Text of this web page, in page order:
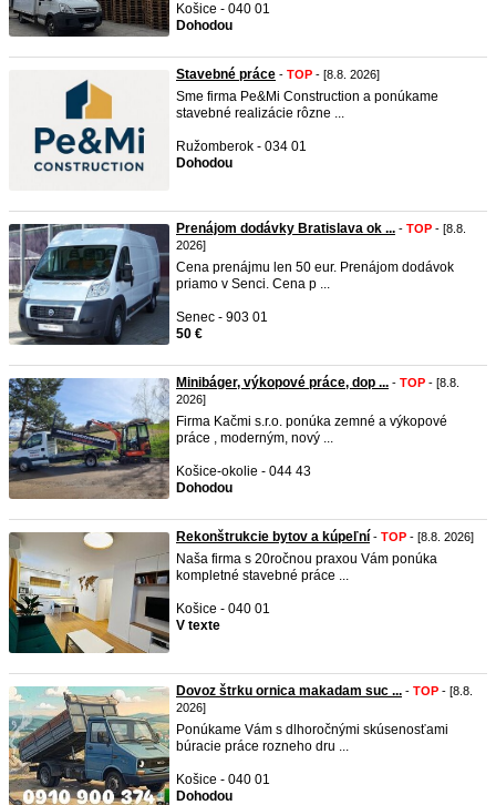
Košice - 040 01
Dohodou
Stavebné práce - TOP - [8.8. 2026]
Sme firma Pe&Mi Construction a ponúkame
stavebné realizácie rôzne ...
Ružomberok - 034 01
Dohodou
Prenájom dodávky Bratislava ok ... - TOP - [8.8.
2026]
Cena prenájmu len 50 eur. Prenájom dodávok
priamo v Senci. Cena p ...
Senec - 903 01
50 €
Minibáger, výkopové práce, dop ... - TOP - [8.8.
2026]
Firma Kačmi s.r.o. ponúka zemné a výkopové
práce , moderným, nový ...
Košice-okolie - 044 43
Dohodou
Rekonštrukcie bytov a kúpeľní - TOP - [8.8. 2026]
Naša firma s 20ročnou praxou Vám ponúka
kompletné stavebné práce ...
Košice - 040 01
V texte
Dovoz štrku ornica makadam suc ... - TOP - [8.8.
2026]
Ponúkame Vám s dlhoročnými skúsenosťami
búracie práce rozneho dru ...
Košice - 040 01
Dohodou